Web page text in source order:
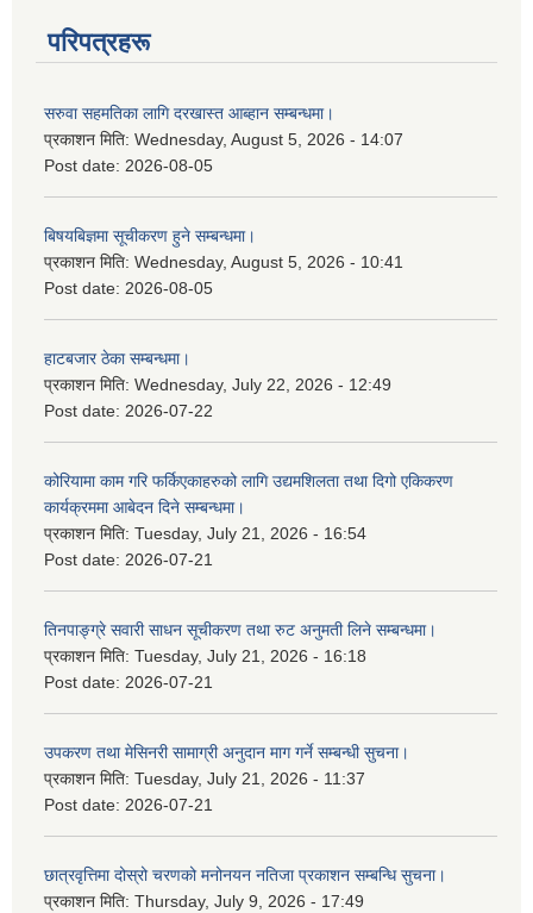
परिपत्रहरू
सरुवा सहमतिका लागि दरखास्त आब्हान सम्बन्धमा।
प्रकाशन मिति: Wednesday, August 5, 2026 - 14:07
Post date: 2026-08-05
बिषयबिज्ञमा सूचीकरण हुने सम्बन्धमा।
प्रकाशन मिति: Wednesday, August 5, 2026 - 10:41
Post date: 2026-08-05
हाटबजार ठेका सम्बन्धमा।
प्रकाशन मिति: Wednesday, July 22, 2026 - 12:49
Post date: 2026-07-22
कोरियामा काम गरि फर्किएकाहरुको लागि उद्यमशिलता तथा दिगो एकिकरण
कार्यक्रममा आबेदन दिने सम्बन्धमा।
प्रकाशन मिति: Tuesday, July 21, 2026 - 16:54
Post date: 2026-07-21
तिनपाङ्ग्रे सवारी साधन सूचीकरण तथा रुट अनुमती लिने सम्बन्धमा।
प्रकाशन मिति: Tuesday, July 21, 2026 - 16:18
Post date: 2026-07-21
उपकरण तथा मेसिनरी सामाग्री अनुदान माग गर्ने सम्बन्धी सुचना।
प्रकाशन मिति: Tuesday, July 21, 2026 - 11:37
Post date: 2026-07-21
छात्रवृत्तिमा दोस्रो चरणको मनोनयन नतिजा प्रकाशन सम्बन्धि सुचना।
प्रकाशन मिति: Thursday, July 9, 2026 - 17:49